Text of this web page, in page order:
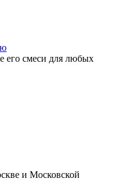
его смеси для любых
и Московской